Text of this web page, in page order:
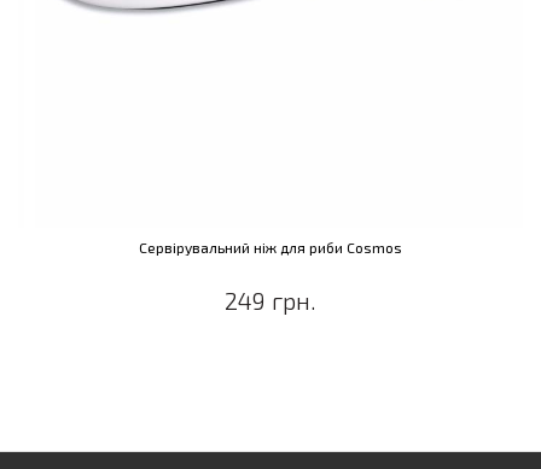
Сервірувальний ніж для риби Cosmos
249 грн.